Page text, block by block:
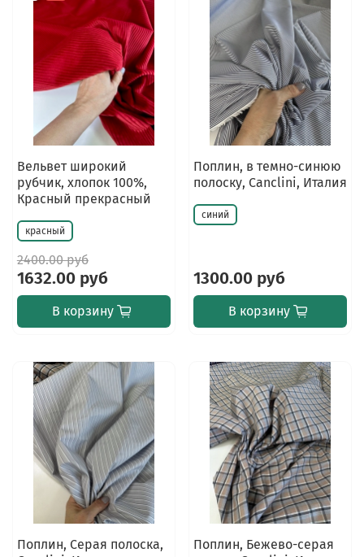
Вельвет широкий
рубчик, хлопок 100%,
Красный прекрасный
красный
2400.00 руб
1632.00 руб
В корзину
Поплин, в темно-синюю
полоску, Canclini, Италия
синий
1300.00 руб
В корзину
Поплин, Серая полоска,
Поплин, Бежево-серая